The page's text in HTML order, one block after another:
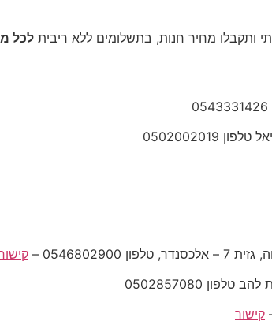
ותקבלו מחיר חנות, בתשלומים ללא ריבית לכל
0502002019
0502857080
קישור